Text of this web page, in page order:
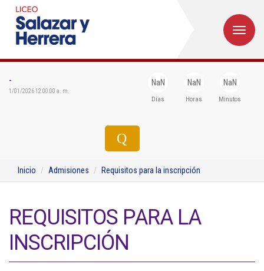
-
1/01/2026 12:00:00 a. m.
NaN
Días
NaN
Horas
NaN
Minutos
Inicio Admisiones Requisitos para la inscripción
REQUISITOS PARA LA
INSCRIPCIÓN
Formación
Departamentos
Extensión
Bienestar
Biblioteca